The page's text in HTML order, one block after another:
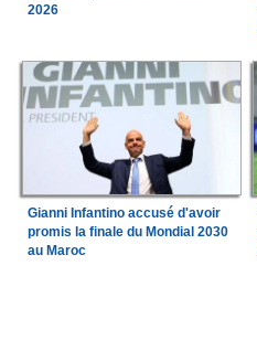
2026
Gianni Infantino accusé d'avoir
promis la finale du Mondial 2030
au Maroc